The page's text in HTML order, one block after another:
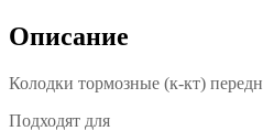
Описание
Колодки тормозные (к-кт)
Подходят для